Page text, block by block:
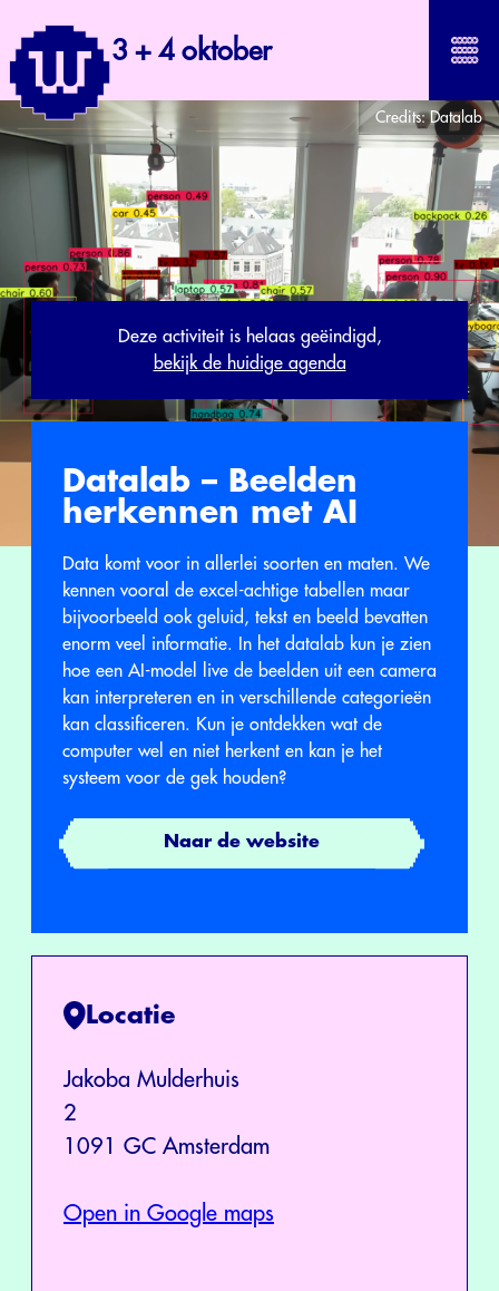
3 + 4 oktober
Credits:Datalab
Deze activiteit is helaas geëindigd,
bekijk de huidige agenda
Datalab – Beelden
herkennen met AI
Data komt voor in allerlei soorten en maten. We
kennen vooral de excel-achtige tabellen maar
bijvoorbeeld ook geluid, tekst en beeld bevatten
enorm veel informatie. In het datalab kun je zien
hoe een AI-model live de beelden uit een camera
kan interpreteren en in verschillende categorieën
kan classificeren. Kun je ontdekken wat de
computer wel en niet herkent en kan je het
systeem voor de gek houden?
Naar de website
Locatie
Jakoba Mulderhuis
2
1091 GC Amsterdam
Open in Google maps